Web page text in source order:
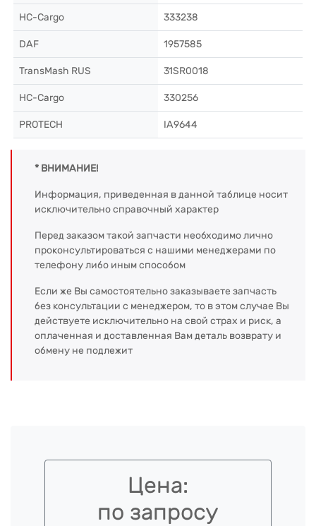
HC-Cargo 333238
DAF 1957585
TransMash RUS 31SR0018
HC-Cargo 330256
PROTECH IA9644
* ВНИМАНИЕ!
Информация, приведенная в данной таблице носит
исключительно справочный характер
Перед заказом такой запчасти необходимо лично
проконсультироваться с нашими менеджерами по
телефону либо иным способом
Если же Вы самостоятельно заказываете запчасть
без консультации с менеджером, то в этом случае Вы
действуете исключительно на свой страх и риск, а
оплаченная и доставленная Вам деталь возврату и
обмену не подлежит
Цена:
по запросу